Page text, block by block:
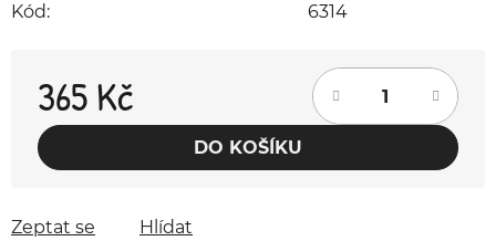
Kód:
6314
365 Kč
Měrná cena:
DO KOŠÍKU
Zeptat se Hlídat